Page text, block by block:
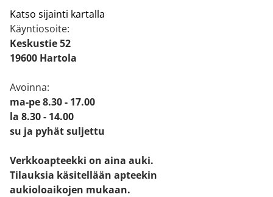
Katso sijainti kartalla
Käyntiosoite:
Keskustie 52
19600 Hartola
Avoinna:
ma-pe 8.30 - 17.00
la 8.30 - 14.00
su ja pyhät suljettu
Verkkoapteekki on aina auki.
Tilauksia käsitellään apteekin
aukioloaikojen mukaan.